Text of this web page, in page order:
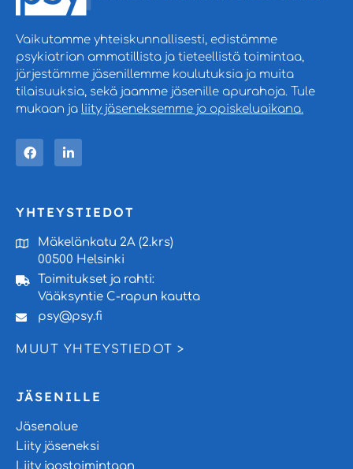
Vaikutamme yhteiskunnallisesti, edistämme
psykiatrian ammatillista ja tieteellistä toimintaa,
järjestämme jäsenillemme koulutuksia ja muita
tilaisuuksia, sekä jaamme jäsenille apurahoja. Tule
mukaan ja liity jäseneksemme jo opiskeluaikana.
YHTEYSTIEDOT
Mäkelänkatu 2A (2.krs)
00500 Helsinki
Toimitukset ja rahti:
Vääksyntie C-rapun kautta
psy@psy.fi
MUUT YHTEYSTIEDOT >
JÄSENILLE
Jäsenalue
Liity jäseneksi